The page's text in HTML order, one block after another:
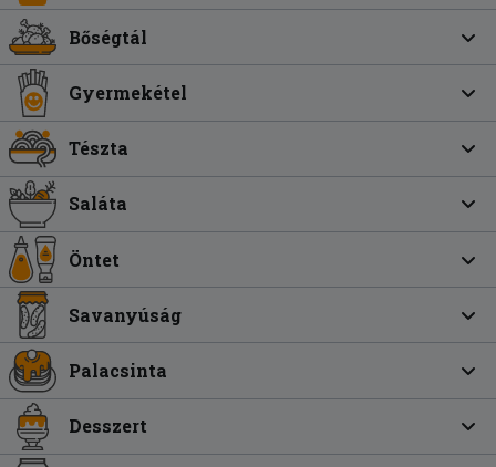
Bőségtál
Gyermekétel
Tészta
Saláta
Öntet
Savanyúság
Palacsinta
Desszert